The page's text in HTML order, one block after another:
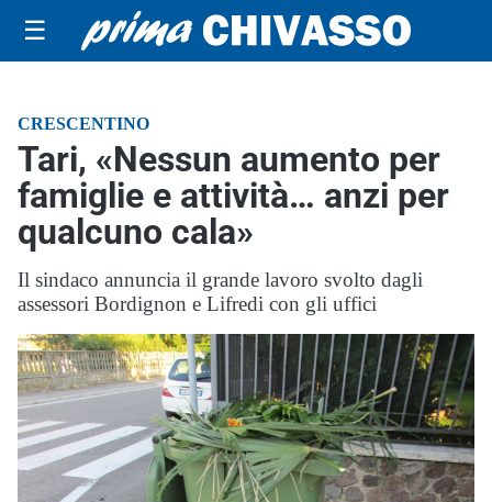
☰
CRESCENTINO
Tari, «Nessun aumento per
famiglie e attività… anzi per
qualcuno cala»
Il sindaco annuncia il grande lavoro svolto dagli
assessori Bordignon e Lifredi con gli uffici